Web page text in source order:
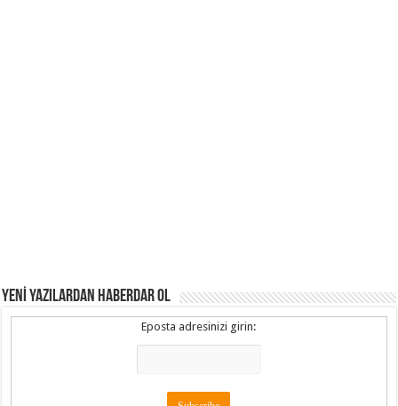
YENİ YAZILARDAN HABERDAR OL
Eposta adresinizi girin: